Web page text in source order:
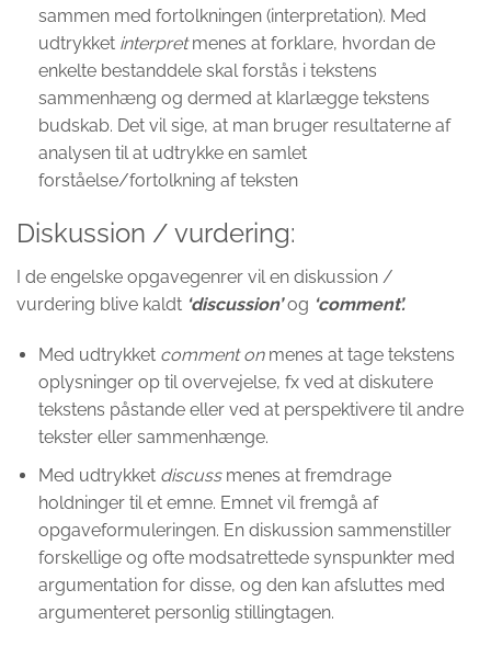
sammen med fortolkningen (interpretation). Med
udtrykket interpretmenes at forklare, hvordan de
enkelte bestanddele skal forstås i tekstens
sammenhæng og dermed at klarlægge tekstens
budskab. Det vil sige, at man bruger resultaterne af
analysen til at udtrykke en samlet
forståelse/fortolkning af teksten
Diskussion / vurdering:
I de engelske opgavegenrer vil en diskussion /
vurdering blive kaldt ‘discussion’og ‘comment’.
Med udtrykket comment onmenes at tage tekstens
oplysninger op til overvejelse, fx ved at diskutere
tekstens påstande eller ved at perspektivere til andre
tekster eller sammenhænge.
Med udtrykket discussmenes at fremdrage
holdninger til et emne. Emnet vil fremgå af
opgaveformuleringen. En diskussion sammenstiller
forskellige og ofte modsatrettede synspunkter med
argumentation for disse, og den kan afsluttes med
argumenteret personlig stillingtagen.